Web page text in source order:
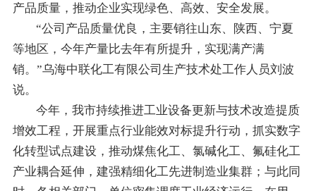
产品质量，推动企业实现绿色、高效、安全发展。
“公司产品质量优良，主要销往山东、陕西、宁夏
等地区，今年产量比去年有所提升，实现满产满
销。”乌海中联化工有限公司生产技术处工作人员刘波
说。
今年，我市持续推进工业设备更新与技术改造提质
增效工程，开展重点行业能效对标提升行动，抓实数字
化转型试点建设，推动煤焦化工、氯碱化工、氟硅化工
产业耦合延伸，建强精细化工先进制造业集群；与此同